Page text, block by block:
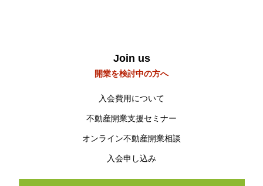
Join us
開業を検討中の方へ
入会費用について
不動産開業支援セミナー
オンライン不動産開業相談
入会申し込み